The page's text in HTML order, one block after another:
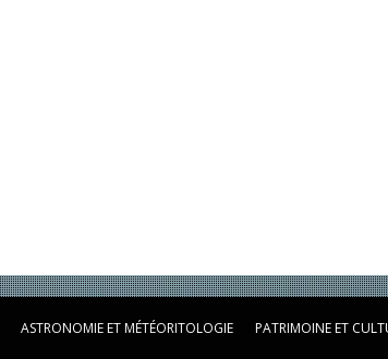
ASTRONOMIE ET MÉTÉORITOLOGIE PATRIMOINE ET